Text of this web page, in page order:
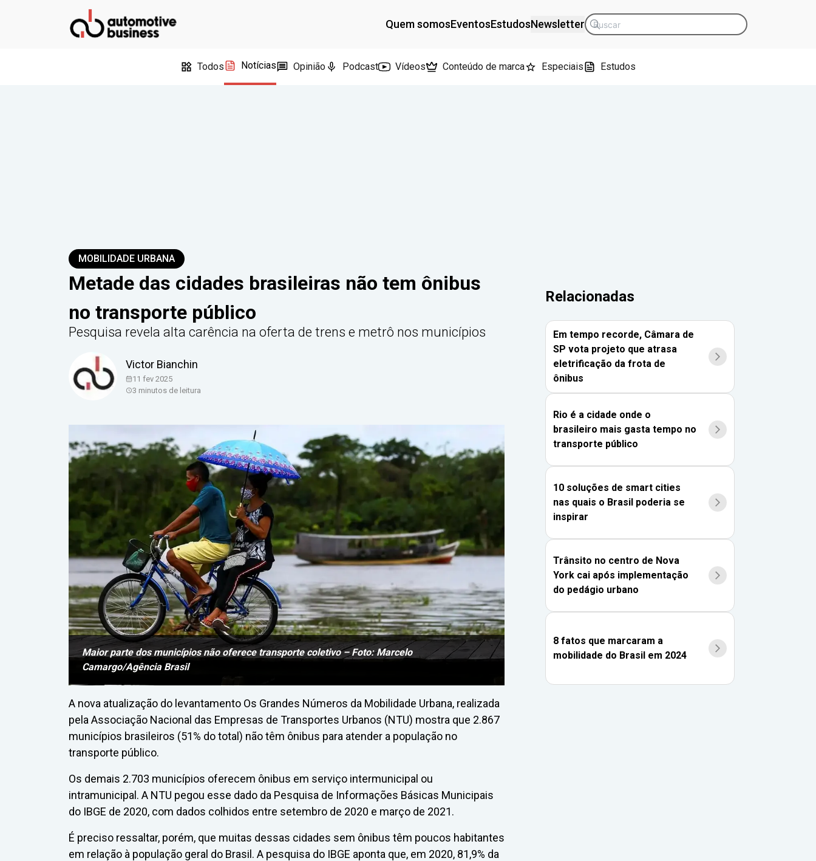
Quem somosEventosEstudosNewsletter
Todos Notícias Opinião Podcast Vídeos Conteúdo de marca Especiais Estudos
MOBILIDADE URBANA
Metade das cidades brasileiras não tem ônibus
no transporte público
Pesquisa revela alta carência na oferta de trens e metrô nos municípios
Victor Bianchin
11 fev 2025
3 minutos de leitura
Maior parte dos municípios não oferece transporte coletivo – Foto: Marcelo
Camargo/Agência Brasil
A nova atualização do levantamento Os Grandes Números da Mobilidade Urbana, realizada
pela Associação Nacional das Empresas de Transportes Urbanos (NTU) mostra que 2.867
municípios brasileiros (51% do total) não têm ônibus para atender a população no
transporte público.
Os demais 2.703 municípios oferecem ônibus em serviço intermunicipal ou
intramunicipal. A NTU pegou esse dado da Pesquisa de Informações Básicas Municipais
do IBGE de 2020, com dados colhidos entre setembro de 2020 e março de 2021.
É preciso ressaltar, porém, que muitas dessas cidades sem ônibus têm poucos habitantes
em relação à população geral do Brasil. A pesquisa do IBGE aponta que, em 2020, 81,9% da
Relacionadas
Em tempo recorde, Câmara de
SP vota projeto que atrasa
eletrificação da frota de
ônibus
Rio é a cidade onde o
brasileiro mais gasta tempo no
transporte público
10 soluções de smart cities
nas quais o Brasil poderia se
inspirar
Trânsito no centro de Nova
York cai após implementação
do pedágio urbano
8 fatos que marcaram a
mobilidade do Brasil em 2024